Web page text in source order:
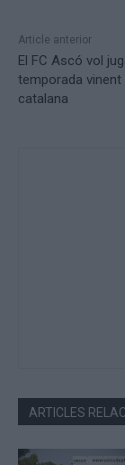
Article anterior
El FC Ascó vol
temporada vinent
catalana
ARTICLES